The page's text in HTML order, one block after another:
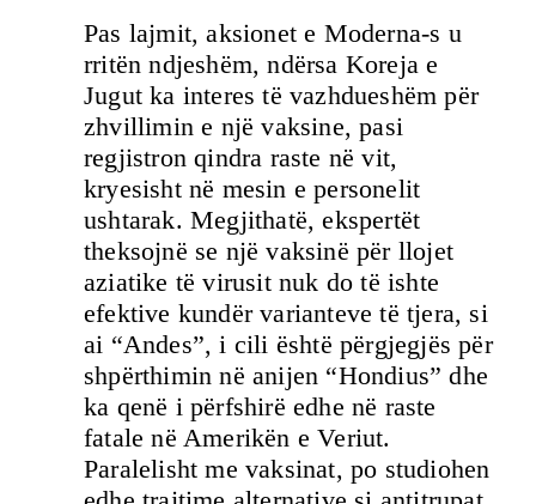
Pas lajmit, aksionet e Moderna-s u
rritën ndjeshëm, ndërsa Koreja e
Jugut ka interes të vazhdueshëm për
zhvillimin e një vaksine, pasi
regjistron qindra raste në vit,
kryesisht në mesin e personelit
ushtarak. Megjithatë, ekspertët
theksojnë se një vaksinë për llojet
aziatike të virusit nuk do të ishte
efektive kundër varianteve të tjera, si
ai “Andes”, i cili është përgjegjës për
shpërthimin në anijen “Hondius” dhe
ka qenë i përfshirë edhe në raste
fatale në Amerikën e Veriut.
Paralelisht me vaksinat, po studiohen